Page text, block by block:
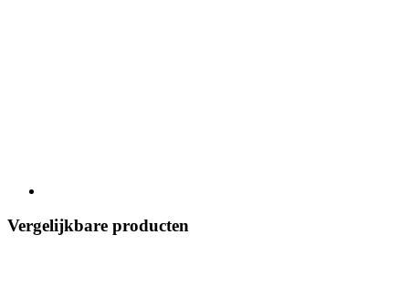
Vergelijkbare producten